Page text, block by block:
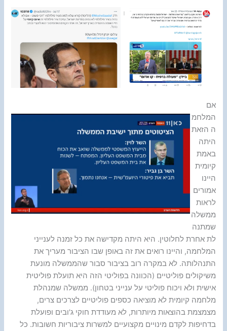
אם
המלחמ
ה הזאת
היתה
באמת
קיומית
היינו
אמורים
לראות
ממשלה
שמתנה
לת אחרת לחלוטין. היא היתה מקדישה את כל זמנה לענייני
המלחמה, והיינו רואים את זה באופן שבו הציבור מעריך את
התנהלותה. לא במקרה רוב בציבור סבור שהממשלה מונעת
משיקולים פוליטיים (הכוונה בפוליטי הזה היא תועלת פוליטית
אישית ולא ויכוח פוליטי על ענייני בטחון). ממשלה שמנהלת
מלחמה קיומית לא מוציאה כספים פוליטיים לצרכים צרים,
מצמצמת בהוצאות מיותרות, לא מעודדת חוקי ג'ובים ופועלת
בדחיפות לקדם מינויים מקצועיים למשרות ציבוריות חשובות. כל